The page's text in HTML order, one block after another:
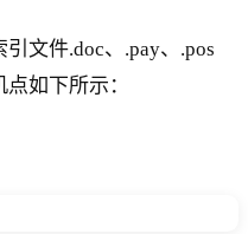
文件.doc、.pay、.pos
如下所示：